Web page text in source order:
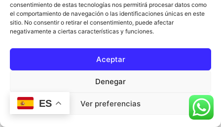
consentimiento de estas tecnologías nos permitirá procesar datos como
el comportamiento de navegación o las identificaciones únicas en este
sitio. No consentir o retirar el consentimiento, puede afectar
negativamente a ciertas características y funciones.
Aceptar
Denegar
Ver preferencias
ES